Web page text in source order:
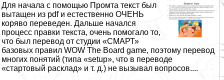
Для начала с помощью Промта текст был
вытащен из pdf и естественно ОЧЕНЬ
коряво переведен. Дальше начался
процесс правки текста, очень помогало то,
что был перевод от студии «СМАРТ»
базовых правил WOW The Board game, поэтому перевод
многих понятий (типа «setup», что в переводе
«стартовый расклад» и т. д.) не вызывал вопросов....